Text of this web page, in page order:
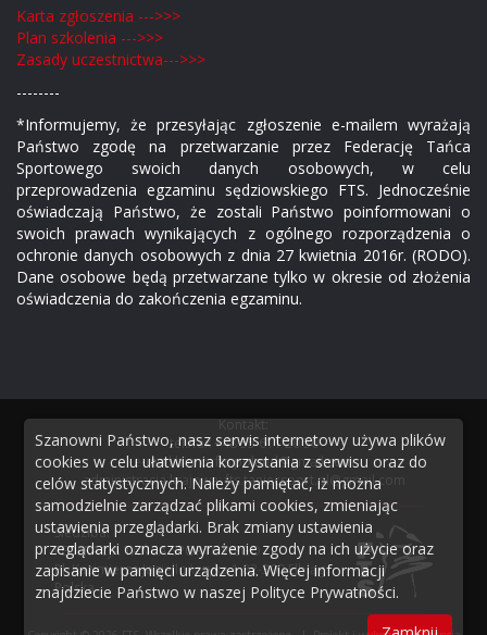
Karta zgłoszenia --->>>
Plan szkolenia --->>>
Zasady uczestnictwa--->>>
--------
*Informujemy, że przesyłając zgłoszenie e-mailem wyrażają
Państwo zgodę na przetwarzanie przez Federację Tańca
Sportowego swoich danych osobowych, w celu
przeprowadzenia egzaminu sędziowskiego FTS. Jednocześnie
oświadczają Państwo, że zostali Państwo poinformowani o
swoich prawach wynikających z ogólnego rozporządzenia o
ochronie danych osobowych z dnia 27 kwietnia 2016r. (RODO).
Dane osobowe będą przetwarzane tylko w okresie od złożenia
oświadczenia do zakończenia egzaminu.
Kontakt:
tel./fax +48 55 611 20 50
e-mail biuro:fts.poland@gmail.com
administracja krajowa:fts.taniecsport.pl@gmail.com
Siedziba:
FEDERACJA TAŃCA SPORTOWEGO
Pl. Kazimierza Jagiellończyka 1 82-300 Elbląg
Polska
Szanowni Państwo, nasz serwis internetowy używa plików
cookies w celu ułatwienia korzystania z serwisu oraz do
celów statystycznych. Należy pamiętać, iż można
samodzielnie zarządzać plikami cookies, zmieniając
ustawienia przeglądarki. Brak zmiany ustawienia
przeglądarki oznacza wyrażenie zgody na ich użycie oraz
zapisanie w pamięci urządzenia. Więcej informacji
znajdziecie Państwo w naszej Polityce Prywatności.